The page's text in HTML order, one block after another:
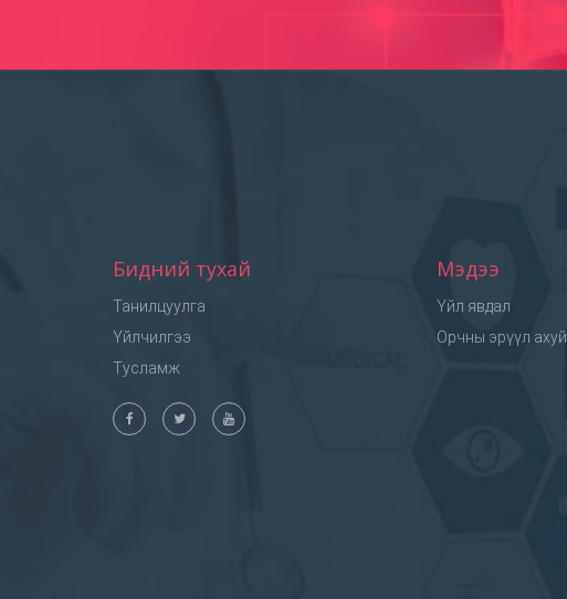
Бидний тухай
Танилцуулга
Үйлчилгээ
Тусламж
Мэдээ
Үйл явдал
Орчны эрүүл ахуй